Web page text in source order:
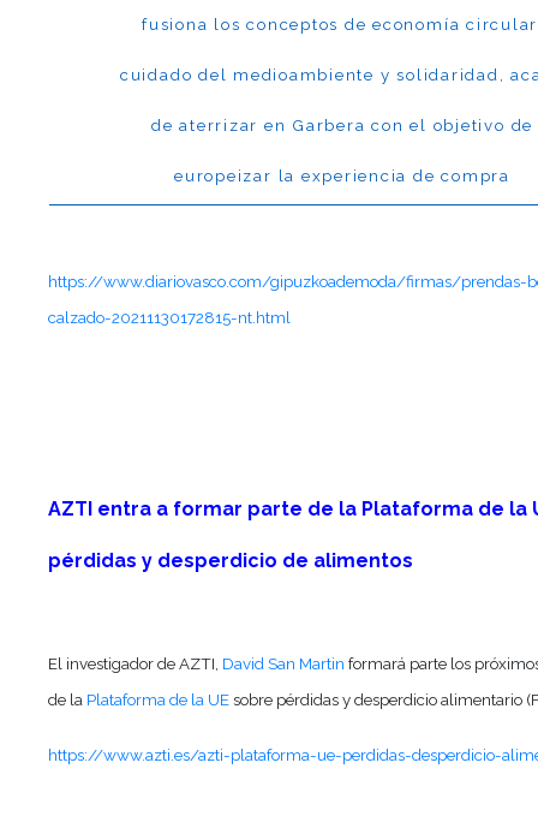
fusiona los conceptos de economía
cuidado del medioambiente y solidaridad,
de aterrizar en Garbera con el objetivo de
europeizar la experiencia de compra
https://www.diariovasco.com/gipuzkoademoda/firmas/prendas-
calzado-20211130172815-nt.html
AZTI entra a formar parte de la Plataforma de la
pérdidas y desperdicio de alimentos
El investigador de AZTI, David San Martin formará parte los
de la Plataforma de la UEsobre pérdidas y desperdicio alimentario
https://www.azti.es/azti-plataforma-ue-perdidas-desperdicio-